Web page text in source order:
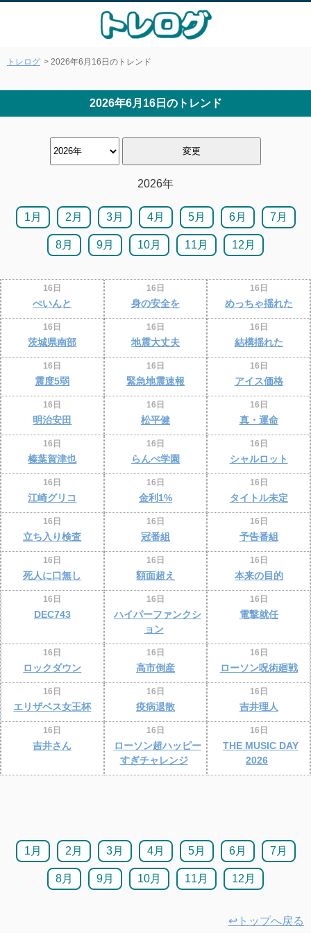
トレログ > 2026年6月16日のトレンド
2026年6月16日のトレンド
2026年
1月 2月 3月 4月 5月 6月 7月
8月 9月 10月 11月 12月
16日
ぺいんと
16日
身の安全を
16日
めっちゃ揺れた
16日
茨城県南部
16日
地震大丈夫
16日
結構揺れた
16日
震度5弱
16日
緊急地震速報
16日
アイス価格
16日
明治安田
16日
松平健
16日
真・運命
16日
榛葉賀津也
16日
らんぺ学園
16日
シャルロット
16日
江崎グリコ
16日
金利1%
16日
タイトル未定
16日
立ち入り検査
16日
冠番組
16日
予告番組
16日
死人に口無し
16日
額面超え
16日
本来の目的
16日
DEC743
16日
ハイパーファンクシ
ョン
16日
電撃就任
16日
ロックダウン
16日
高市倒産
16日
ローソン呪術廻戦
16日
エリザベス女王杯
16日
疫病退散
16日
吉井理人
16日
吉井さん
16日
ローソン超ハッピー
すぎチャレンジ
16日
THE MUSIC DAY
2026
1月 2月 3月 4月 5月 6月 7月
8月 9月 10月 11月 12月
↩トップへ戻る